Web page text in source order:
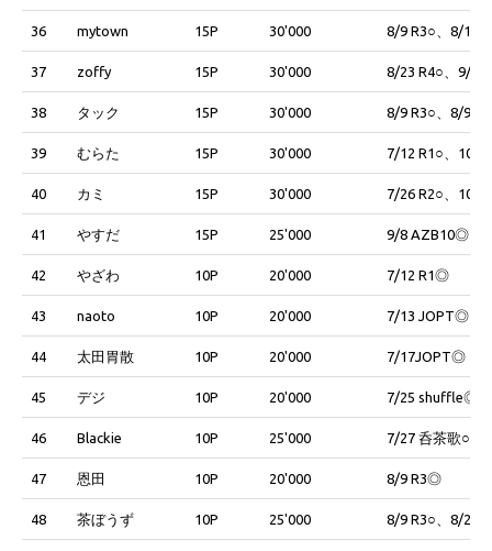
36 mytown 15P 30'000 8/9 R3○、8/10
37 zoffy 15P 30'000 8/23 R4○、9/13
38 タック 15P 30'000 8/9 R3○、8/9
39 むらた 15P 30'000 7/12 R1○、10/
40 カミ 15P 30'000 7/26 R2○、10/
41 やすだ 15P 25'000 9/8 AZB10◎、
42 やざわ 10P 20'000 7/12 R1◎
43 naoto 10P 20'000 7/13 JOPT◎
44 太田胃散 10P 20'000 7/17JOPT◎
45 デジ 10P 20'000 7/25 shuffle◎
46 Blackie 10P 25'000 7/27 呑茶歌○、
47 恩田 10P 20'000 8/9 R3◎
48 茶ぼうず 10P 25'000 8/9 R3○、8/23